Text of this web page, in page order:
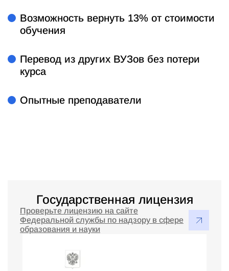
Возможность вернуть 13% от стоимости
обучения
Перевод из других ВУЗов без потери
курса
Опытные преподаватели
Государственная лицензия
Проверьте лицензию на сайте
Федеральной службы по надзору в сфере
образования и науки